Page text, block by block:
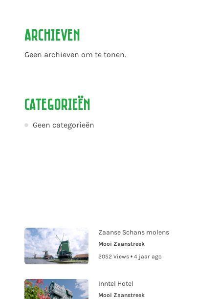
Archieven
Geen archieven om te tonen.
Categorieën
Geen categorieën
Zaanse Schans molens
Mooi Zaanstreek
2052 Views • 4 jaar ago
Inntel Hotel
Mooi Zaanstreek